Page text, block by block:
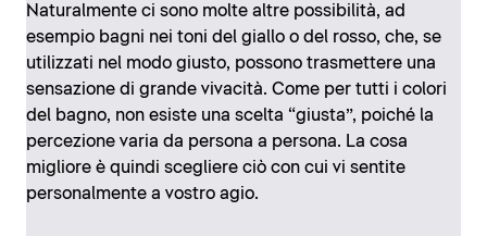
Naturalmente ci sono molte altre possibilità, ad
esempio bagni nei toni del giallo o del rosso, che, se
utilizzati nel modo giusto, possono trasmettere una
sensazione di grande vivacità. Come per tutti i colori
del bagno, non esiste una scelta “giusta”, poiché la
percezione varia da persona a persona. La cosa
migliore è quindi scegliere ciò con cui vi sentite
personalmente a vostro agio.